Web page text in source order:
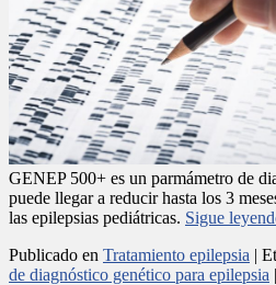
GENEP 500+ es un parmámetro de
puede llegar a reducir hasta los 3
las epilepsias pediátricas. Sigue
Publicado en Tratamiento epilepsia |
de diagnóstico genético para epilepsia |